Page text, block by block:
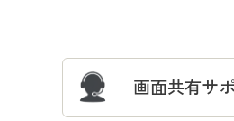
画面共有サ